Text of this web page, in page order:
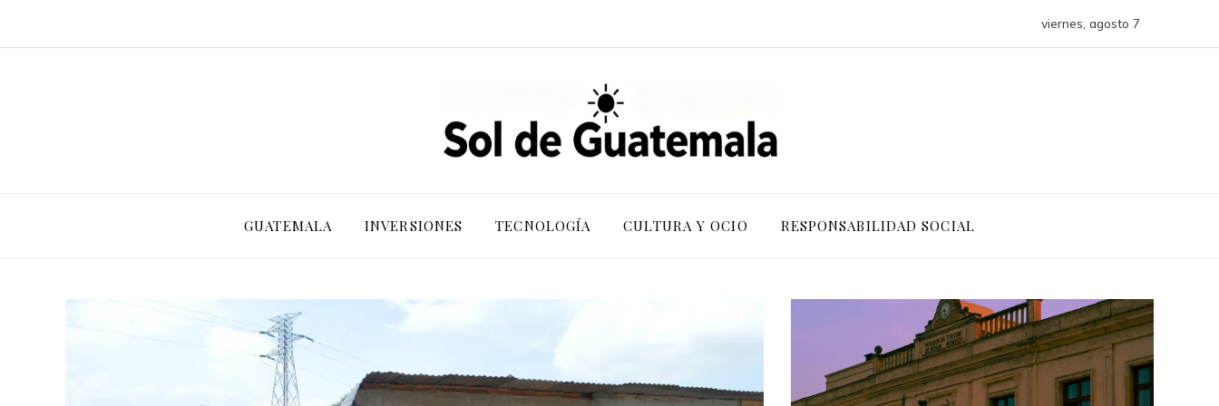
viernes, agosto 7
GUATEMALA INVERSIONES TECNOLOGÍA CULTURA Y OCIO RESPONSABILIDAD SOCIAL